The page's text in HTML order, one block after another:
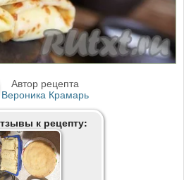
Автор рецепта
Вероника Крамарь
к рецепту: